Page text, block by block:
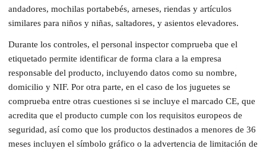
andadores, mochilas portabebés, arneses, riendas y artículos
similares para niños y niñas, saltadores, y asientos elevadores.
Durante los controles, el personal inspector comprueba que el
etiquetado permite identificar de forma clara a la empresa
responsable del producto, incluyendo datos como su nombre,
domicilio y NIF. Por otra parte, en el caso de los juguetes se
comprueba entre otras cuestiones si se incluye el marcado CE, que
acredita que el producto cumple con los requisitos europeos de
seguridad, así como que los productos destinados a menores de 36
meses incluyen el símbolo gráfico o la advertencia de limitación de